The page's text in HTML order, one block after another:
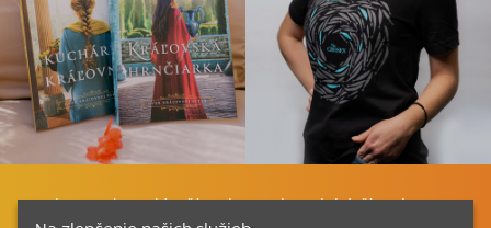
Listovať Plán čítania
Liturgické čítania